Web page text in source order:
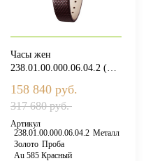
Часы жен
238.01.00.000.06.04.2 (Au
158 840 руб.
317 680 руб.
Артикул
238.01.00.000.06.04.2 Металл
Золото Проба
Au 585 Красный